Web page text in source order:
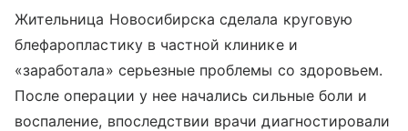
Жительница Новосибирска сделала круговую
блефаропластику в частной клинике и
«заработала» серьезные проблемы со здоровьем.
После операции у нее начались сильные боли и
воспаление, впоследствии врачи диагностировали